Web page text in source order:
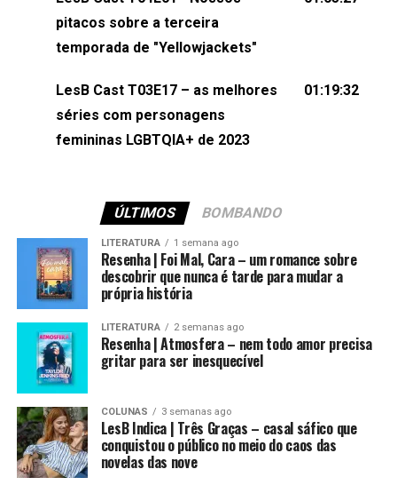
(⁠⁠⁠⁠@brunarfentanes⁠⁠⁠⁠) e Pollyelly FlorêncioEdição de
Naiady Machado
pitacos sobre a terceira
temporada de "Yellowjackets"
LesB Cast T03E17 – as melhores
séries com personagens
femininas LGBTQIA+ de 2023
01:19:32
ÚLTIMOS BOMBANDO
LITERATURA 1 semana ago
Resenha | Foi Mal, Cara – um romance sobre
descobrir que nunca é tarde para mudar a
própria história
LITERATURA 2 semanas ago
Resenha | Atmosfera – nem todo amor precisa
gritar para ser inesquecível
COLUNAS 3 semanas ago
LesB Indica | Três Graças – casal sáfico que
conquistou o público no meio do caos das
novelas das nove